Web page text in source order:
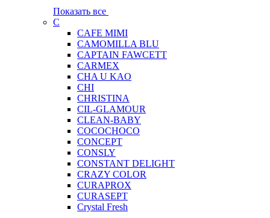
Показать все
C
CAFE MIMI
CAMOMILLA BLU
CAPTAIN FAWCETT
CARMEX
CHA U KAO
CHI
CHRISTINA
CIL-GLAMOUR
CLEAN-BABY
COCOCHOCO
CONCEPT
CONSLY
CONSTANT DELIGHT
CRAZY COLOR
CURAPROX
CURASEPT
Crystal Fresh